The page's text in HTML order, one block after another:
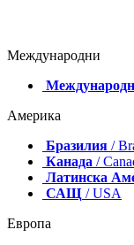
Международни
Америка
Бразилия /
Канада /
Латинска
САЩ / USA
Европа